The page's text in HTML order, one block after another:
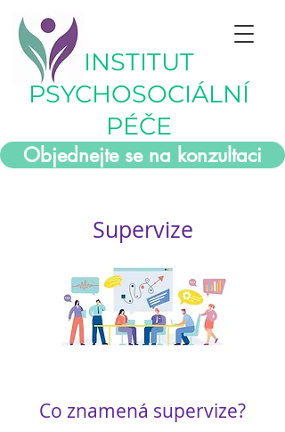
INSTITUT
PSYCHOSOCIÁLNÍ
PÉČE
Objednejte se na konzultaci
Supervize
Co znamená supervize?